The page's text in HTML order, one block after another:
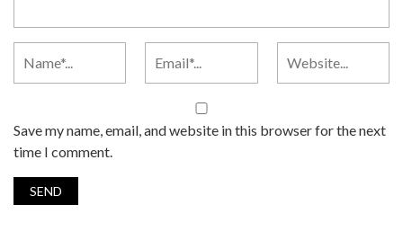
Save my name, email, and website in this browser for the next
time I comment.